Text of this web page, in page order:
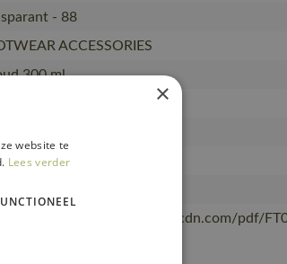
- 88
ACCESSORIES
300 ml.
Vrouwen
mascotsitecore-1ccb8.kxcdn.com/pdf/
×
website te
Lees verder